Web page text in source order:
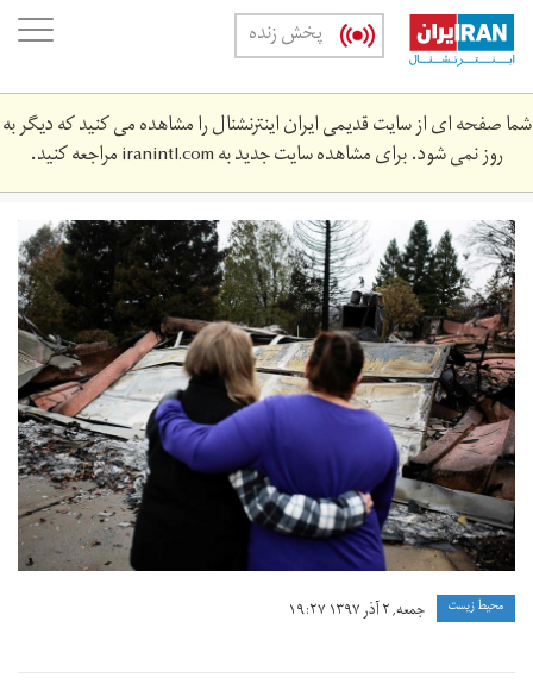
Skip
main
content
پخش زنده
شما صفحه ای از سایت قدیمی ایران اینترنشنال را مشاهده می کنید که دیگر به
روز نمی شود. برای مشاهده سایت جدید بهiranintl.comمراجعه کنید.
main.jpg
محیط زیست جمعه, ۲ آذر ۱۳۹۷ ۱۹:۲۷